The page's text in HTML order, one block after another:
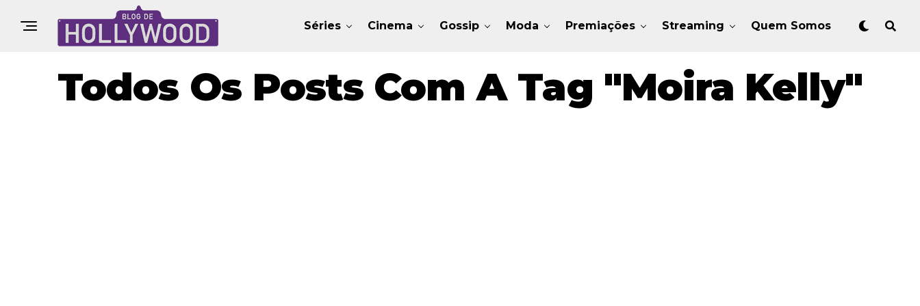
Séries Cinema Gossip Moda Premiações Streaming Quem Somos
Todos Os Posts Com A Tag "Moira Kelly"